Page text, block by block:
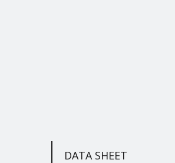
DATA SHEET